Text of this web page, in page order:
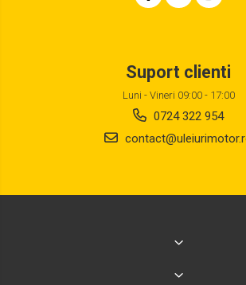
Suport clienti
Luni - Vineri 09:00 - 17:00
0724 322 954